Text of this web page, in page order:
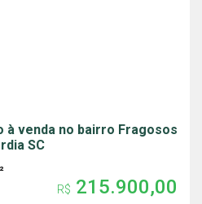
à venda no bairro Fragosos
SC
R$ 215.900,00